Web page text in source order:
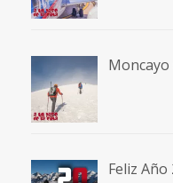
Moncayo
Feliz Año